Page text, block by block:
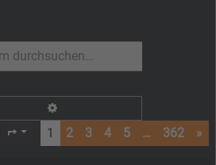
Seite von362
1 2 3 4 5 … 362 »